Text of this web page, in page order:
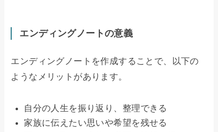
エンディングノートの意義
エンディングノートを作成することで、以下の
ようなメリットがあります。
自分の人生を振り返り、整理できる
家族に伝えたい思いや希望を残せる